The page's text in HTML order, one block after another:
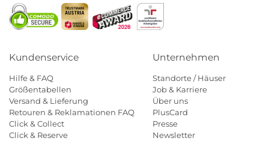
Kundenservice
Hilfe & FAQ
Größentabellen
Versand & Lieferung
Retouren & Reklamationen FAQ
Click & Collect
Click & Reserve
Unternehmen
Standorte / Häuser
Job & Karriere
Über uns
PlusCard
Presse
Newsletter